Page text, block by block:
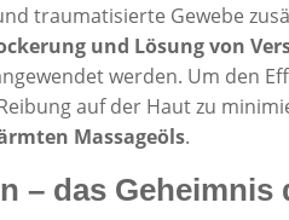
traumatisierte Gewebe
und Lösung von
werden. Um den
auf der Haut zu
Massageöls.
– das Geheimnis